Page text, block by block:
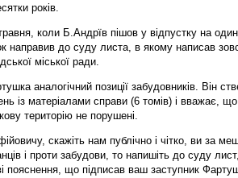
років.
коли Б.Андрїв пішов у відпустку на
направив до суду листа, в якому написав
міської ради.
аналогічний позиції забудовників. Він
із матеріалами справи (6 томів) і вважає,
територію не порушені.
скажіть нам публічно і чітко, ви за
і проти забудови, то напишіть до суду
пояснення, що підписав ваш заступник